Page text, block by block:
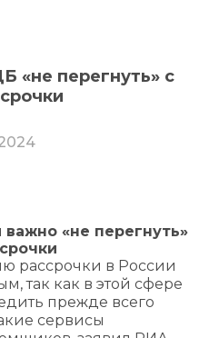
«не перегнуть» с
«не перегнуть»
рассрочки в России
так как в этой сфере
прежде всего
сервисы